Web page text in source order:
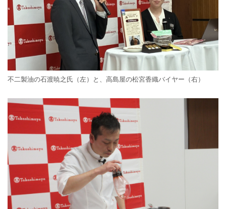
不二製油の石渡暁之氏（左）と、高島屋の松宮香織バイヤー（右）